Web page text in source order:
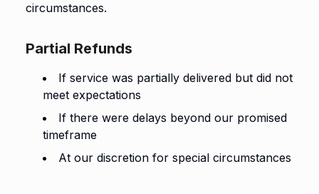
circumstances.
Partial Refunds
If service was partially delivered but did not
meet expectations
If there were delays beyond our promised
timeframe
At our discretion for special circumstances